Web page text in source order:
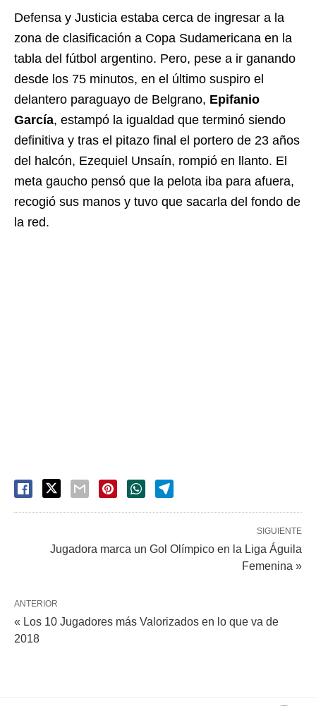
Defensa y Justicia estaba cerca de ingresar a la
zona de clasificación a Copa Sudamericana en la
tabla del fútbol argentino. Pero, pese a ir ganando
desde los 75 minutos, en el último suspiro el
delantero paraguayo de Belgrano, Epifanio
García, estampó la igualdad que terminó siendo
definitiva y tras el pitazo final el portero de 23 años
del halcón, Ezequiel Unsaín, rompió en llanto. El
meta gaucho pensó que la pelota iba para afuera,
recogió sus manos y tuvo que sacarla del fondo de
la red.
SIGUIENTE
Jugadora marca un Gol Olímpico en la Liga Águila
Femenina »
ANTERIOR
« Los 10 Jugadores más Valorizados en lo que va de
2018